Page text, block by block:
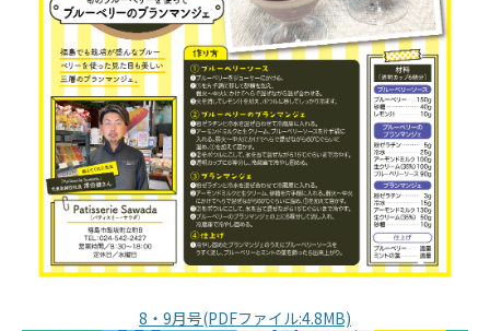
8・9月号(PDFファイル:4.8MB)